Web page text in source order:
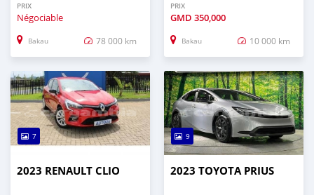
PRIX
Négociable
Bakau 78 000 km
PRIX
GMD 350,000
Bakau 10 000 km
7
2023 RENAULT CLIO
9
2023 TOYOTA PRIUS